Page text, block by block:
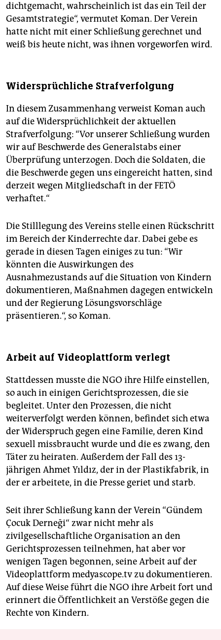
dichtgemacht, wahrscheinlich ist das ein Teil der
Gesamtstrategie“, vermutet Koman. Der Verein
hatte nicht mit einer Schließung gerechnet und
weiß bis heute nicht, was ihnen vorgeworfen wird.
Widersprüchliche Strafverfolgung
In diesem Zusammenhang verweist Koman auch
auf die Widersprüchlichkeit der aktuellen
Strafverfolgung: “Vor unserer Schließung wurden
wir auf Beschwerde des Generalstabs einer
Überprüfung unterzogen. Doch die Soldaten, die
die Beschwerde gegen uns eingereicht hatten, sind
derzeit wegen Mitgliedschaft in der FETÖ
verhaftet.“
Die Stilllegung des Vereins stelle einen Rückschritt
im Bereich der Kinderrechte dar. Dabei gebe es
gerade in diesen Tagen einiges zu tun: “Wir
könnten die Auswirkungen des
Ausnahmezustands auf die Situation von Kindern
dokumentieren, Maßnahmen dagegen entwickeln
und der Regierung Lösungsvorschläge
präsentieren.“, so Koman.
Arbeit auf Videoplattform verlegt
Stattdessen musste die NGO ihre Hilfe einstellen,
so auch in einigen Gerichtsprozessen, die sie
begleitet. Unter den Prozessen, die nicht
weiterverfolgt werden können, befindet sich etwa
der Widerspruch gegen eine Familie, deren Kind
sexuell missbraucht wurde und die es zwang, den
Täter zu heiraten. Außerdem der Fall des 13-
jährigen Ahmet Yıldız, der in der Plastikfabrik, in
der er arbeitete, in die Presse geriet und starb.
Seit ihrer Schließung kann der Verein “Gündem
Çocuk Derneği“ zwar nicht mehr als
zivilgesellschaftliche Organisation an den
Gerichtsprozessen teilnehmen, hat aber vor
wenigen Tagen begonnen, seine Arbeit auf der
Videoplattform medyascope.tv zu dokumentieren.
Auf diese Weise führt die NGO ihre Arbeit fort und
erinnert die Öffentlichkeit an Verstöße gegen die
Rechte von Kindern.